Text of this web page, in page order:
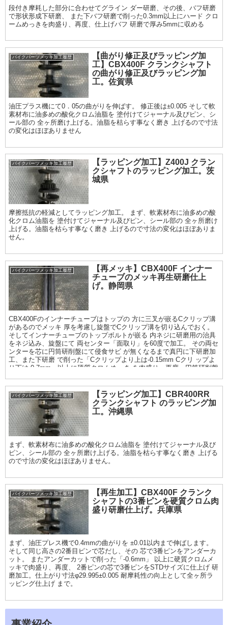
段付き摩耗した部分に合わせてグライン ダー研磨、その後、バフ研磨
で形状形成下研磨、 また下バフ研磨で削った0.3mm以上にハード クロ
ームめっきを肉盛り、再度、仕上げバフ 研磨で厚み5mmに収める
バイクパーツメッキ加工履歴
【曲がり修正及びラッピング加
工】CBX400F クランクシャフト
の曲がり修正及びラッピング加
工。佐賀県
油圧プラス機にて0．05の曲がりを伸ばす。 修正後は±0.005 そして軟
素材布に油多めの酸化クロム油脂を 塗付けてジャーナル及びピン、シ
ール部の 全ヶ所磨け上げる。油脂を枯らす事なく磨き 上げるので寸法
の変化はほぼありません
バイクパーツメッキ加工履歴
【ラッピング加工】Z400J クラン
クシャフトのラッピング加工。茨
城県
摩擦抵抗の軽減としてラッピング加工。 まず、軟素材布に油多めの酸
化クロム油脂を 塗付けてジャーナル及びピン、シール部の 全ヶ所磨け
上げる。油脂を枯らす事なく磨き 上げるので寸法の変化はほぼありま
せん。
バイクパーツメッキ加工履歴
【再メッキ】CBX400F インナー
チューブのメッキ再生研磨仕上
げ。静岡県
CBX400Fのインナーチューブはトップの 方に三叉が嵌るCクリップ溝
があるのでメッキ 厚を考慮し旋盤でCクリップ溝を切り込んでおく。
そしてインナーチューブのトップボルトが嵌る 内ネジに研磨用の治具
をネジ込み、旋盤にて 両センター「面取り」を60度で加工。 その両セ
ンターを芯に円筒研削盤にて侵食サビ が無くなるまで真円に下研磨加
工、また下研磨 で削った「Cクリップより上は-0.15mm Cクリ ップよ
り下は-0.7mm」以上に硬質クロムめっき を肉盛り、再度、円筒研削盤
ザル仕上げまで
バイクパーツメッキ加工履歴
【ラッピング加工】CBR400RR
クランクシャフト のラッピング加
工。沖縄県
まず、軟素材布に油多めの酸化クロム油脂を 塗付けてジャーナル及び
ピン、シール部の 全ヶ所磨け上げる。油脂を枯らす事なく磨き 上げる
ので寸法の変化はほぼありません。
バイクパーツメッキ加工履歴
【再生加工】CBX400F クランク
シャフトの3番ピンを硬質クロム肉
盛り研磨仕上げ。兵庫県
まず、油圧プレス機で0.4mmの曲がりを ±0.01以内まで伸ばします。
そして同じ高さの2番目ピンで芯だし、その 芯で3番ピンをアンダーカ
ット。 またアンダーカットで削った「-0.6mm」 以上に硬質クロムメ
ッキで肉盛り、再度、 2番ピンの芯で3番ピンをSTDサイズに仕上げ 研
磨加工。仕上がり寸法φ29.995±0.005 耐摩耗性の向上として全ヶ所ラ
ッピング仕上げ まで。